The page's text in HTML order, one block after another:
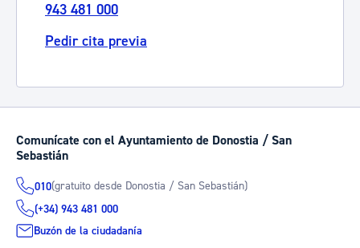
943 481 000
Pedir cita previa
Comunícate con el Ayuntamiento de Donostia / San
Sebastián
010(gratuito desde Donostia / San Sebastián)
(+34) 943 481 000
Buzón de la ciudadanía